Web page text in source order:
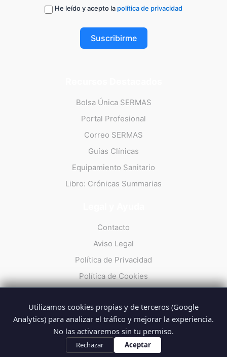
He leído y acepto la política de privacidad
Suscribirme
Bolsa Única SERMAS
Portal Profesional
Correo SERMAS
Guías Clínicas
Equipamiento Sanitario
Libro: Crónicas Summarias
Contacto
Aviso Legal
Política de Privacidad
Política de Cookies
© 2026 Summarios · La web no oficial de los profesionales del
SUMMA 112
Utilizamos cookies propias y de terceros (Google
Analytics) para analizar el tráfico y mejorar la experiencia.
No las activaremos sin tu permiso.
Rechazar Aceptar